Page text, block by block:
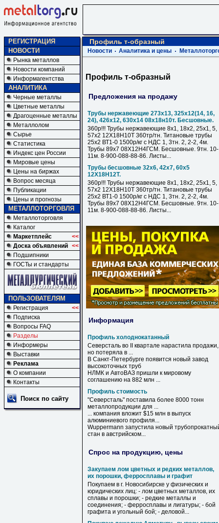
РЕГИСТРАЦИЯ
НОВОСТИ
Рынка металлов
Новости компаний
Информагентства
АНАЛИТИКА
Черные металлы
Цветные металлы
Драгоценные металлы
Металлолом
Сырье
Статистика
Индекс цен России
Мировые цены
Цены на биржах
Вопрос месяца
Публикации
Цены и прогнозы
МЕТАЛЛОТОРГОВЛЯ
Металлоторговля
Каталог
Маркетплейс
<<
Доска объявлений <<
Подшипники
ГОСТы и стандарты
ПОЛЬЗОВАТЕЛЯМ
Регистрация
<<
Подписка
Вопросы FAQ
Разделы
Информеры
Выставки
Реклама
О компании
Контакты
Поиск по сайту
Профиль т-образный
Новости Аналитика и цены
Профиль т-образный
Предложения на продажу
Трубы нержавеющие 273х13, 325х12(14, 16,
24), 426х12, 630х14 08х18н10т. Бесшовные.
360р!!! Трубы нержавеющие 8х1, 18х2, 25х1, 5,
57х2 12Х18Н10Т 360тр/тн. Титановые трубы
25х2 ВТ1-0 1500р/кг с НДС 1, 3тн. 2, 2-2, 4м.
Трубы 89х7 08Х12Н4ГСМ. Бесшовные. 9тн. 10-
11м. 8-900-088-88-86. Листы...
Трубы бесшовные 32х6, 42х7, 60х5
12Х18Н12Т.
360р!!! Трубы нержавеющие 8х1, 18х2, 25х1, 5,
57х2 12Х18Н10Т 360тр/тн. Титановые трубы
25х2 ВТ1-0 1500р/кг с НДС 1, 3тн. 2, 2-2, 4м.
Трубы 89х7 08Х12Н4ГСМ. Бесшовные. 9тн. 10-
11м. 8-900-088-88-86. Листы...
Информация
Профиль холоднокатанный
Северсталь во II квартале нарастила продажи,
но потеряла в ...
В Санкт-Петербурге появится новый завод
высокоточных труб
НЛМК и АвтоВАЗ пришли к мировому
соглашению на 882 млн ...
Профиль стоимость
"Северсталь" поставила более 8000 тонн
металлопродукции для ...
... компания вложит $15 млн в выпуск
алюминиевого профиля...
Wuppermann запустила новый
стан в австрийском...
Спрос на продукцию, цены
Закупаем лом цветных и редких металлов,
их порошки, ферросплавы и графит
Покупаем в г. Новосибирске у физических и
юридических лиц: - лом цветных металлов, их
сплавы и порошки; - редкие металлы и
соединения; - ферросплавы и лигатуры; - бой
графита и угольный бой; - деловой...